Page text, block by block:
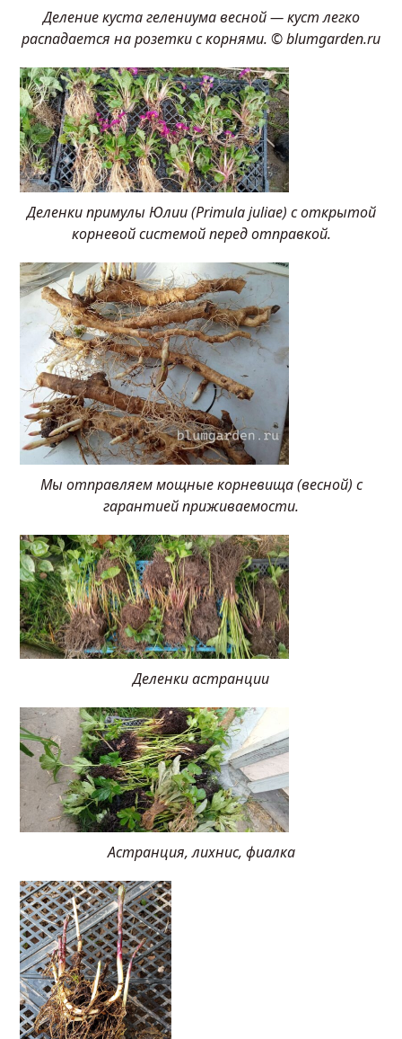
Деление куста гелениума весной — куст легко
распадается на розетки с корнями. © blumgarden.ru
Деленки примулы Юлии (Primula juliae) с открытой
корневой системой перед отправкой.
Мы отправляем мощные корневища (весной) с
гарантией приживаемости.
Деленки астранции
Астранция, лихнис, фиалка